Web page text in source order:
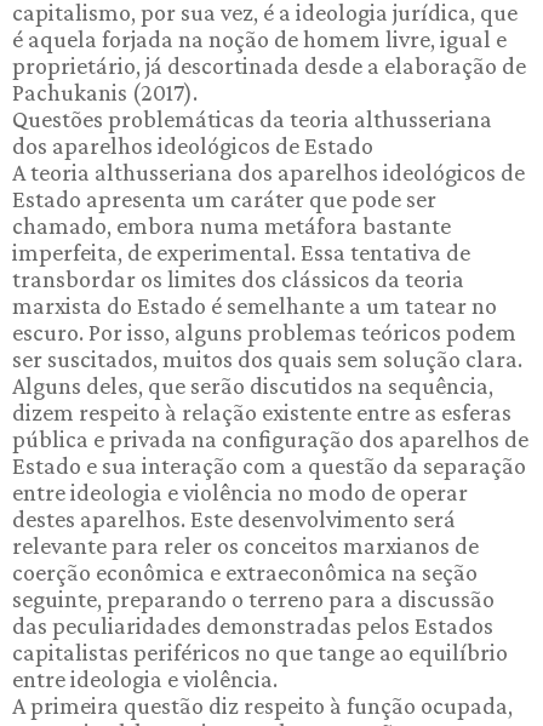
capitalismo, por sua vez, é a ideologia jurídica, que
é aquela forjada na noção de homem livre, igual e
proprietário, já descortinada desde a elaboração de
Pachukanis (2017).
Questões problemáticas da teoria althusseriana
dos aparelhos ideológicos de Estado
A teoria althusseriana dos aparelhos ideológicos de
Estado apresenta um caráter que pode ser
chamado, embora numa metáfora bastante
imperfeita, de experimental. Essa tentativa de
transbordar os limites dos clássicos da teoria
marxista do Estado é semelhante a um tatear no
escuro. Por isso, alguns problemas teóricos podem
ser suscitados, muitos dos quais sem solução clara.
Alguns deles, que serão discutidos na sequência,
dizem respeito à relação existente entre as esferas
pública e privada na configuração dos aparelhos de
Estado e sua interação com a questão da separação
entre ideologia e violência no modo de operar
destes aparelhos. Este desenvolvimento será
relevante para reler os conceitos marxianos de
coerção econômica e extraeconômica na seção
seguinte, preparando o terreno para a discussão
das peculiaridades demonstradas pelos Estados
capitalistas periféricos no que tange ao equilíbrio
entre ideologia e violência.
A primeira questão diz respeito à função ocupada,